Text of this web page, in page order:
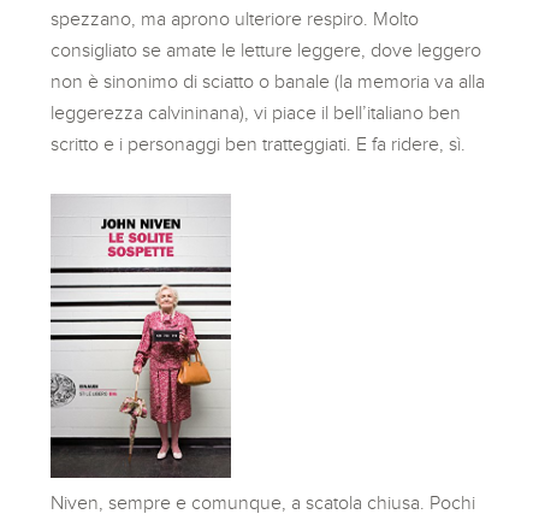
spezzano, ma aprono ulteriore respiro. Molto
consigliato se amate le letture leggere, dove leggero
non è sinonimo di sciatto o banale (la memoria va alla
leggerezza calvininana), vi piace il bell’italiano ben
scritto e i personaggi ben tratteggiati. E fa ridere, sì.
Niven, sempre e comunque, a scatola chiusa. Pochi